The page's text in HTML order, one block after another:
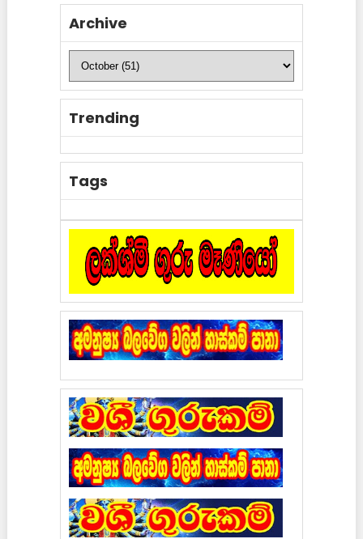
Archive
Trending
Tags